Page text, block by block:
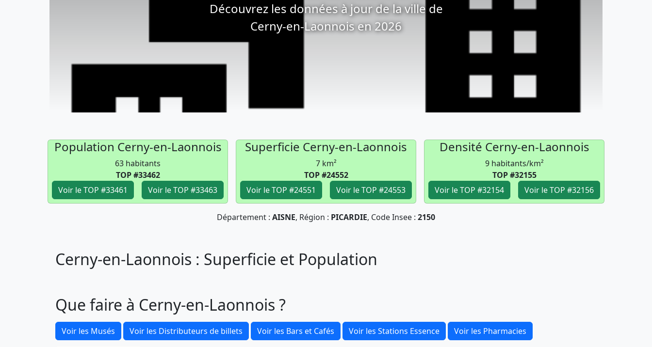
Découvrez les données à jour de la ville de
Cerny-en-Laonnois en 2026
Population Cerny-en-Laonnois
63 habitants
TOP #33462
Voir le TOP #33461
Voir le TOP #33463
Superficie Cerny-en-Laonnois
7 km²
TOP #24552
Voir le TOP #24551
Voir le TOP #24553
Densité Cerny-en-Laonnois
9 habitants/km²
TOP #32155
Voir le TOP #32154
Voir le TOP #32156
Département : AISNE, Région : PICARDIE, Code Insee : 2150
Cerny-en-Laonnois : Superficie et Population
Que faire à Cerny-en-Laonnois ?
Voir les Musés Voir les Distributeurs de billets Voir les Bars et Cafés Voir les Stations Essence Voir les Pharmacies